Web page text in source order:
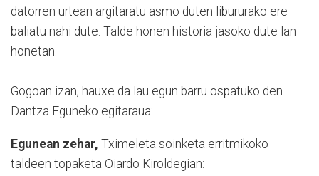
datorren urtean argitaratu asmo duten libururako ere
baliatu nahi dute. Talde honen historia jasoko dute lan
honetan.
Gogoan izan, hauxe da lau egun barru ospatuko den
Dantza Eguneko egitaraua:
Egunean zehar, Tximeleta soinketa erritmikoko
taldeen topaketa Oiardo Kiroldegian: